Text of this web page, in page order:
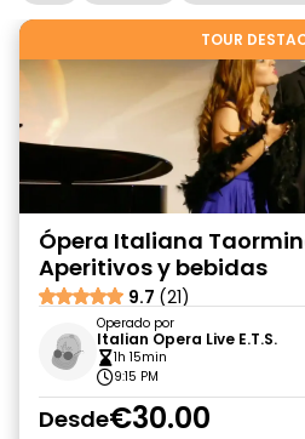
TOUR
Ópera Italiana
Aperitivos y bebidas
9.7 (21)
Operado por
Italian Opera Live E.T.S.
1h 15min
9:15 PM
Desde€30.00